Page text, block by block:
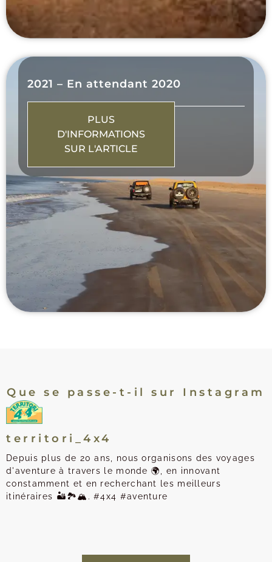
2021 – En attendant 2020
PLUS
D'INFORMATIONS
SUR L'ARTICLE
Que se passe-t-il sur Instagram
territori_4x4
Depuis plus de 20 ans, nous organisons des voyages
d'aventure à travers le monde 🌍, en innovant
constamment et en recherchant les meilleurs
itinéraires 🏜️🏞️🏔️. #4x4 #aventure